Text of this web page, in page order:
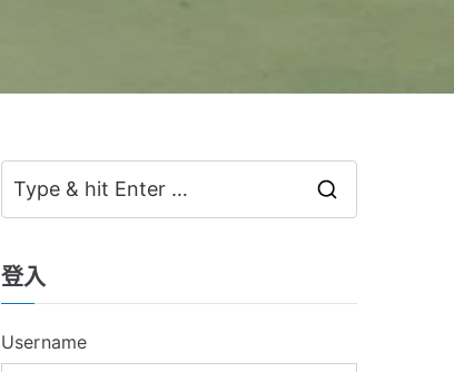
h
登入
Username